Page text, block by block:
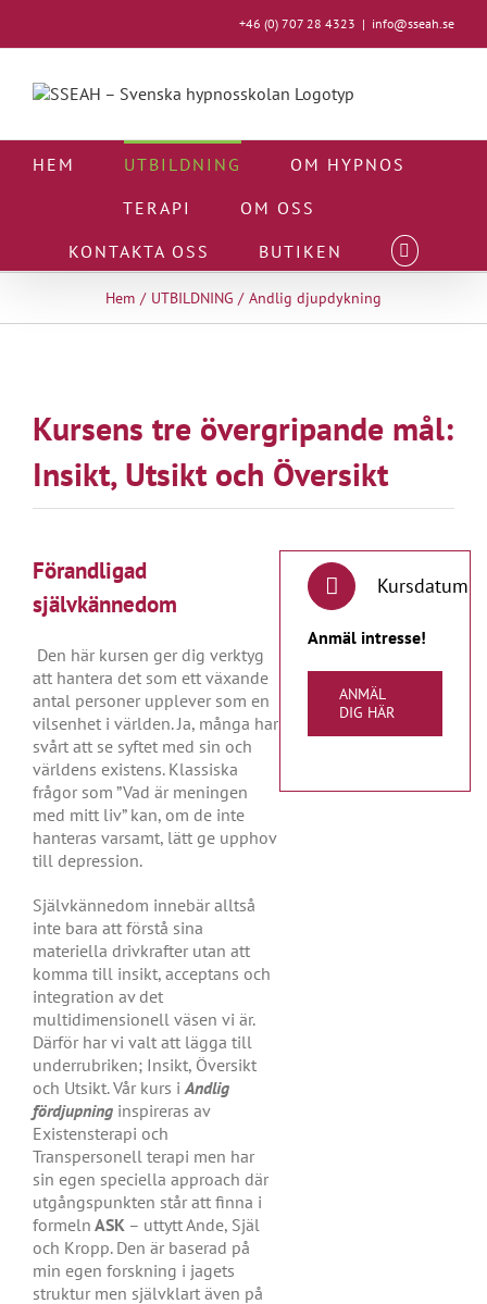
innehållet
+46 (0) 707 28 4323 | info@sseah.se
HEM UTBILDNING
OM HYPNOS
TERAPI
OM OSS
KONTAKTA OSS
BUTIKEN
Hem UTBILDNING Andlig djupdykning
Kursens tre övergripande mål:
Insikt, Utsikt och Översikt
Förandligad
självkännedom
Den här kursen ger dig verktyg
att hantera det som ett växande
antal personer upplever som en
vilsenhet i världen. Ja, många har
svårt att se syftet med sin och
världens existens. Klassiska
frågor som ”Vad är meningen
med mitt liv” kan, om de inte
hanteras varsamt, lätt ge upphov
till depression.
Självkännedom innebär alltså
inte bara att förstå sina
materiella drivkrafter utan att
komma till insikt, acceptans och
integration av det
multidimensionell väsen vi är.
Därför har vi valt att lägga till
underrubriken; Insikt, Översikt
och Utsikt. Vår kurs iAndlig
fördjupning inspireras av
Existensterapi och
Transpersonell terapi men har
sin egen speciella approach där
utgångspunkten står att finna i
formeln ASK – uttytt Ande, Själ
och Kropp. Den är baserad på
min egen forskning i jagets
struktur men självklart även på
Kursdatum
Anmäl intresse!
ANMÄL
DIG HÄR